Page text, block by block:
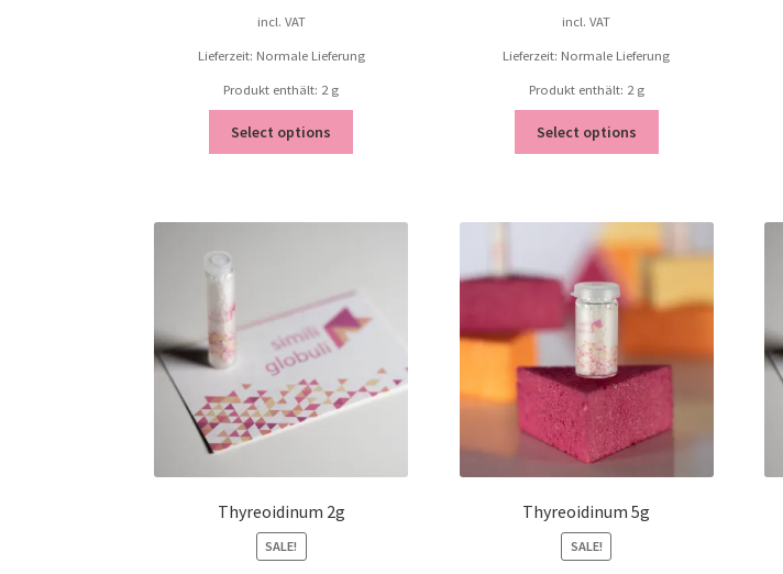
incl. VAT
Lieferzeit: Normale Lieferung
Produkt enthält: 2 g
Select options
incl. VAT
Lieferzeit: Normale Lieferung
Produkt enthält: 2 g
Select options
Thyreoidinum 2g
SALE!
Thyreoidinum 5g
SALE!